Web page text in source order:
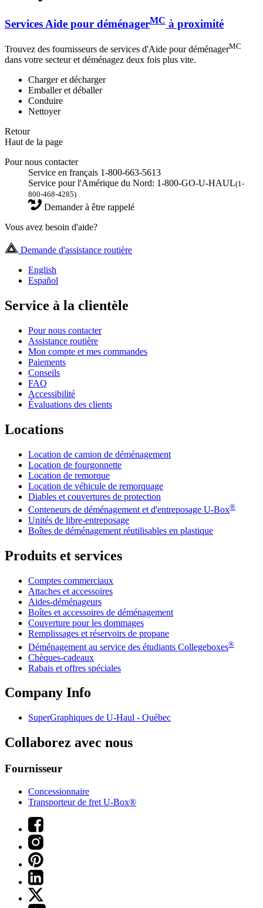
Services Aide pour déménagerMC à proximité
Trouvez des fournisseurs de services d'Aide pour déménagerMC
dans votre secteur et déménagez deux fois plus vite.
Charger et décharger
Emballer et déballer
Conduire
Nettoyer
Retour
Haut de la page
Pour nous contacter
Service en français 1-800-663-5613
Service pour l'Amérique du Nord: 1-800-GO-U-HAUL(1-
800-468-4285)
Demander à être rappelé
Vous avez besoin d'aide?
Demande d'assistance routière
English
Español
Service à la clientèle
Pour nous contacter
Assistance routière
Mon compte et mes commandes
Paiements
Conseils
FAQ
Accessibilité
Évaluations des clients
Locations
Location de camion de déménagement
Location de fourgonnette
Location de remorque
Location de véhicule de remorquage
Diables et couvertures de protection
Conteneurs de déménagement et d'entreposage U-Box®
Unités de libre-entreposage
Boîtes de déménagement réutilisables en plastique
Produits et services
Comptes commerciaux
Attaches et accessoires
Aides-déménageurs
Boîtes et accessoires de déménagement
Couverture pour les dommages
Remplissages et réservoirs de propane
Déménagement au service des étudiants Collegeboxes®
Chèques-cadeaux
Rabais et offres spéciales
Company Info
SuperGraphiques de U-Haul - Québec
Collaborez avec nous
Fournisseur
Concessionnaire
Transporteur de fret U-Box®